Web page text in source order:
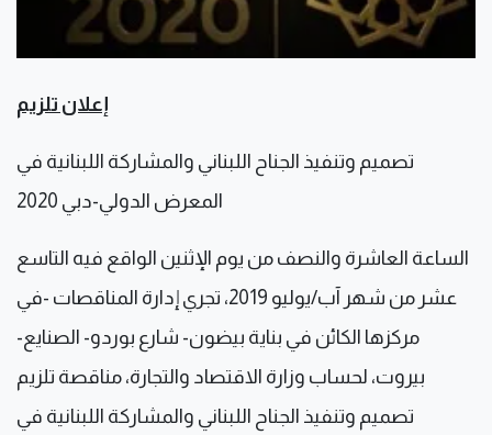
إعلان تلزيم
تصميم وتنفيذ الجناح اللبناني والمشاركة اللبنانية في
المعرض الدولي-دبي 2020
الساعة العاشرة والنصف من يوم الإثنين الواقع فيه التاسع
عشر من شهر آب/يوليو 2019، تجري إدارة المناقصات -في
مركزها الكائن في بناية بيضون- شارع بوردو- الصنايع-
بيروت، لحساب وزارة الاقتصاد والتجارة، مناقصة تلزيم
تصميم وتنفيذ الجناح اللبناني والمشاركة اللبنانية في